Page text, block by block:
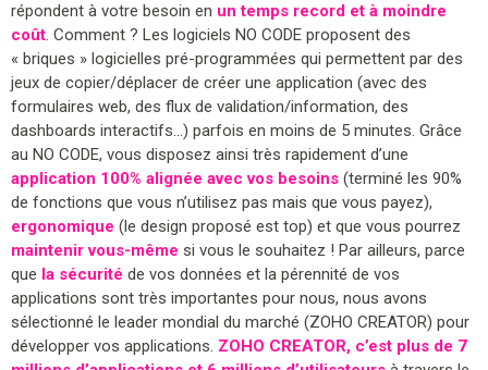
répondent à votre besoin en un temps record et à moindre
coût. Comment ? Les logiciels NO CODE proposent des
« briques » logicielles pré-programmées qui permettent par des
jeux de copier/déplacer de créer une application (avec des
formulaires web, des flux de validation/information, des
dashboards interactifs…) parfois en moins de 5 minutes. Grâce
au NO CODE, vous disposez ainsi très rapidement d’une
application 100% alignée avec vos besoins (terminé les 90%
de fonctions que vous n’utilisez pas mais que vous payez),
ergonomique (le design proposé est top) et que vous pourrez
maintenir vous-même si vous le souhaitez ! Par ailleurs, parce
que la sécurité de vos données et la pérennité de vos
applications sont très importantes pour nous, nous avons
sélectionné le leader mondial du marché (ZOHO CREATOR) pour
développer vos applications. ZOHO CREATOR, c’est plus de 7